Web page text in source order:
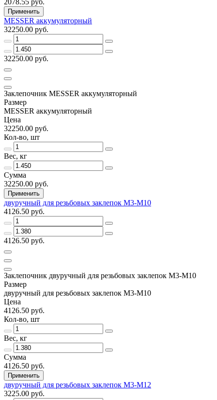
Применить
MESSER аккумуляторный
32250.00 руб.
32250.00 руб.
Заклепочник MESSER аккумуляторный
Размер
MESSER аккумуляторный
Цена
32250.00 руб.
Кол-во, шт
Вес, кг
Сумма
32250.00 руб.
Применить
двуручный для резьбовых заклепок M3-M10
4126.50 руб.
4126.50 руб.
Заклепочник двуручный для резьбовых заклепок M3-M10
Размер
двуручный для резьбовых заклепок M3-M10
Цена
4126.50 руб.
Кол-во, шт
Вес, кг
Сумма
4126.50 руб.
Применить
двуручный для резьбовых заклепок M3-M12
3225.00 руб.